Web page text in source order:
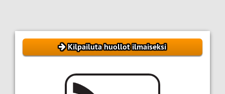
Kilpailuta huollot ilmaiseksi